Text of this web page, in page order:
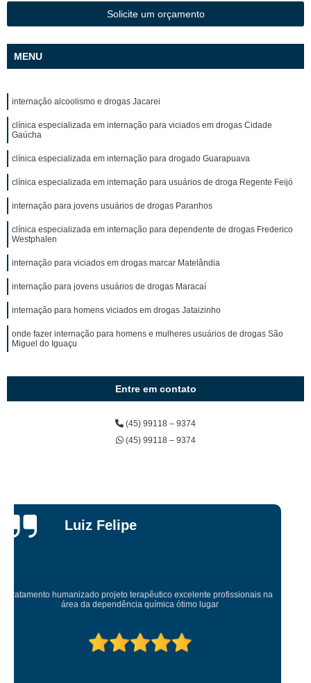
Solicite um orçamento
MENU
internação alcoolismo e drogas Jacarei
clínica especializada em internação para viciados em drogas Cidade
Gaúcha
clínica especializada em internação para drogado Guarapuava
clínica especializada em internação para usuários de droga Regente Feijó
internação para jovens usuários de drogas Paranhos
clínica especializada em internação para dependente de drogas Frederico
Westphalen
internação para viciados em drogas marcar Matelândia
internação para jovens usuários de drogas Maracaí
internação para homens viciados em drogas Jataizinho
onde fazer internação para homens e mulheres usuários de drogas São
Miguel do Iguaçu
Entre em contato
(45) 99118 – 9374
(45) 99118 – 9374
Gattermann
Esse lugar salvou minha vida...me devolveu a minha sanidade...eterna
gratidao.lugar top pra quem quer mudança.equipe terapêutica super bem
preparada.tmj prover